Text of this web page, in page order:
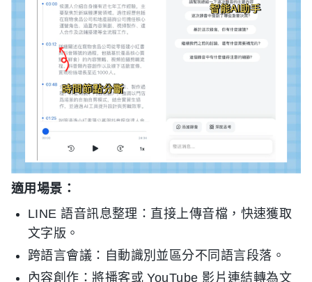
適用場景：
LINE 語音訊息整理：直接上傳音檔，快速獲取
文字版。
跨語言會議：自動識別並區分不同語言段落。
內容創作：將播客或 YouTube 影片連結轉為文